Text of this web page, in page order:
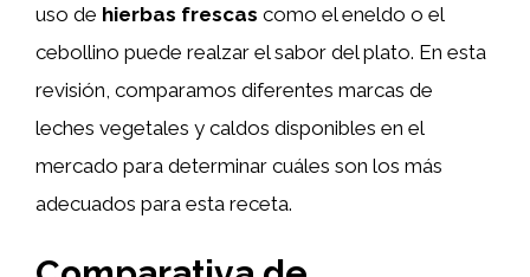
uso de hierbas frescas como el eneldo o el
cebollino puede realzar el sabor del plato. En esta
revisión, comparamos diferentes marcas de
leches vegetales y caldos disponibles en el
mercado para determinar cuáles son los más
adecuados para esta receta.